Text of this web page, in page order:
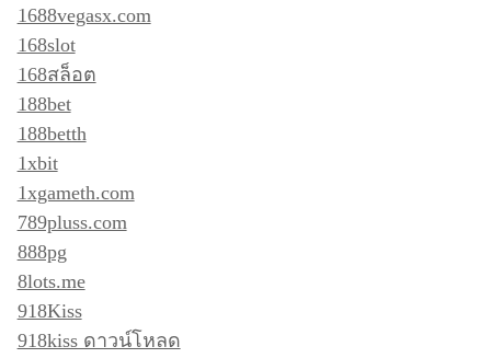
1688vegasx.com
168slot
168สล็อต
188bet
188betth
1xbit
1xgameth.com
789pluss.com
888pg
8lots.me
918Kiss
918kiss ดาวน์โหลด